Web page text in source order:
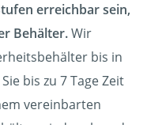
erreichbar sein,
Behälter.Wir
bis in
bis zu 7 Tage Zeit
vereinbarten